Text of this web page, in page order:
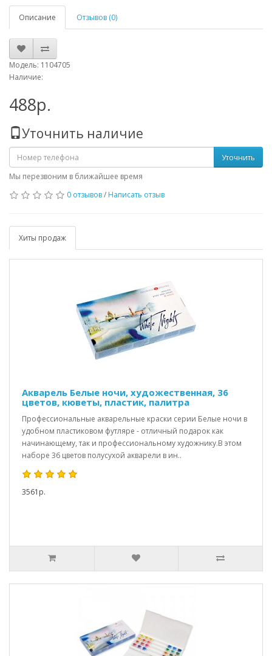
Описание Отзывов (0)
Модель: 1104705
Наличие:
488р.
Уточнить наличие
Уточнить
Мы перезвоним в ближайшее время
0 отзывов/ Написать отзыв
Хиты продаж
Акварель Белые ночи, художественная, 36
цветов, кюветы, пластик, палитра
Профессиональные акварельные краски серии Белые ночи в
удобном пластиковом футляре - отличный подарок как
начинающему, так и профессиональному художнику.В этом
наборе 36 цветов полусухой акварели в ин..
3561р.